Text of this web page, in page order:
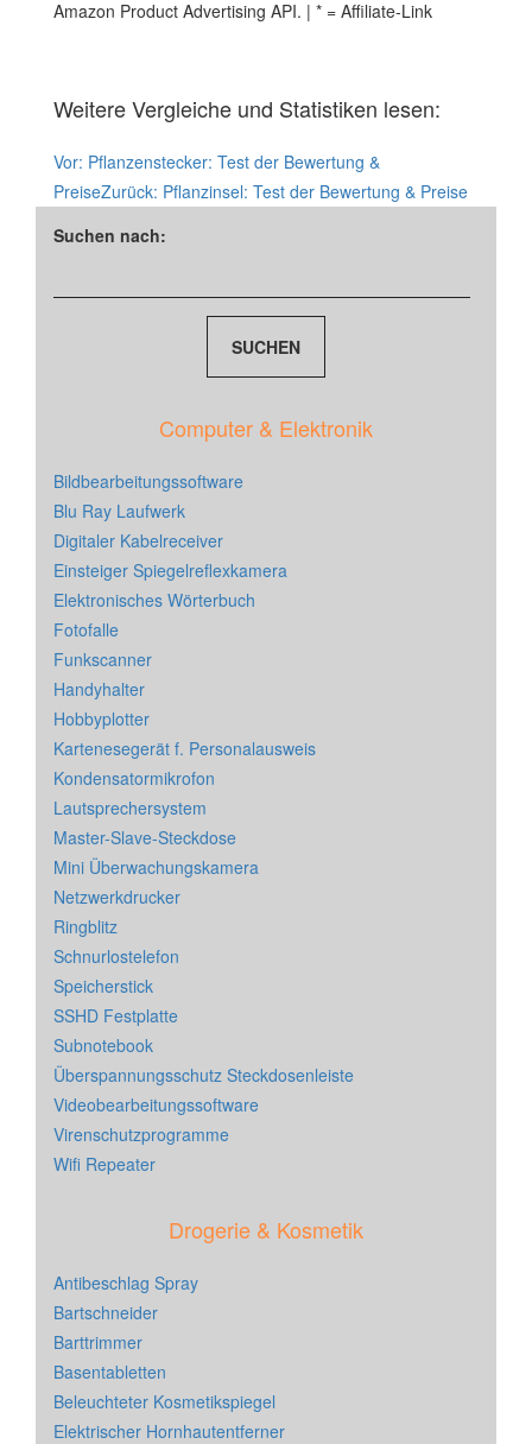
Amazon Product Advertising API. | * = Affiliate-Link
Weitere Vergleiche und Statistiken lesen:
Vor: Pflanzenstecker: Test der Bewertung &
PreiseZurück: Pflanzinsel: Test der Bewertung & Preise
Suchen nach:
Computer & Elektronik
Bildbearbeitungssoftware
Blu Ray Laufwerk
Digitaler Kabelreceiver
Einsteiger Spiegelreflexkamera
Elektronisches Wörterbuch
Fotofalle
Funkscanner
Handyhalter
Hobbyplotter
Kartenesegerät f. Personalausweis
Kondensatormikrofon
Lautsprechersystem
Master-Slave-Steckdose
Mini Überwachungskamera
Netzwerkdrucker
Ringblitz
Schnurlostelefon
Speicherstick
SSHD Festplatte
Subnotebook
Überspannungsschutz Steckdosenleiste
Videobearbeitungssoftware
Virenschutzprogramme
Wifi Repeater
Drogerie & Kosmetik
Antibeschlag Spray
Bartschneider
Barttrimmer
Basentabletten
Beleuchteter Kosmetikspiegel
Elektrischer Hornhautentferner